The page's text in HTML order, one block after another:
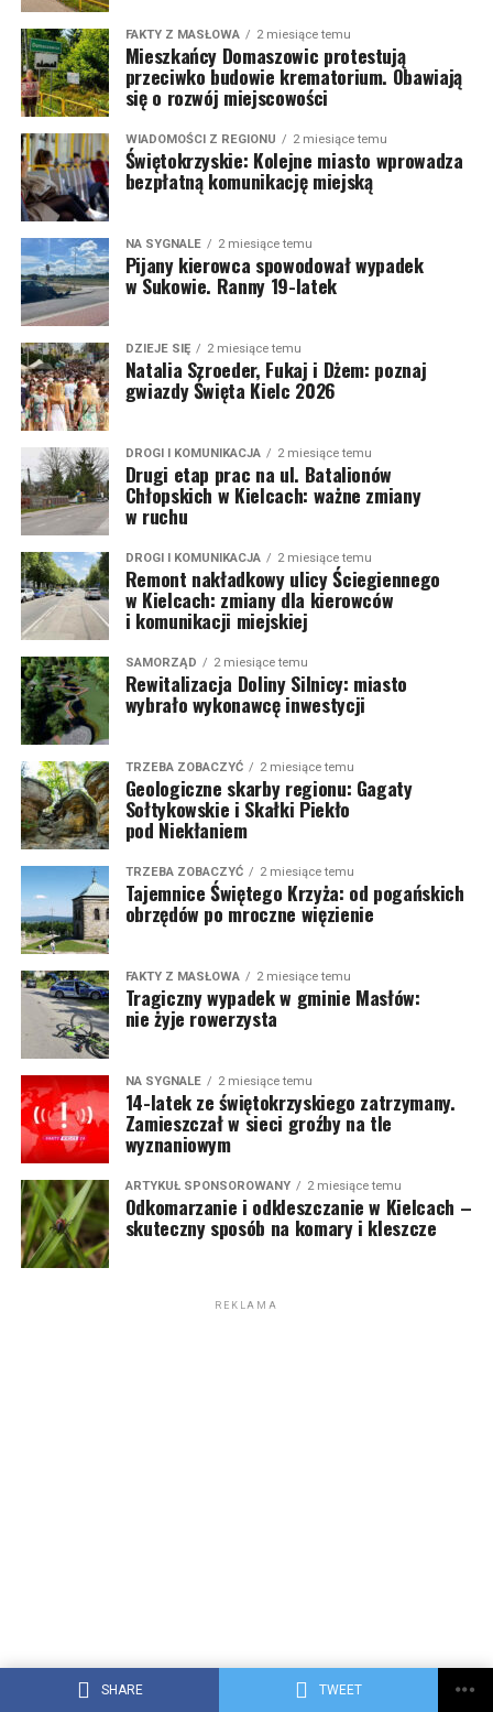
SHARE TWEET
FAKTY Z MASŁOWA 2 miesiące temu
Mieszkańcy Domaszowic protestują
przeciwko budowie krematorium. Obawiają
się o rozwój miejscowości
WIADOMOŚCI Z REGIONU 2 miesiące temu
Świętokrzyskie: Kolejne miasto wprowadza
bezpłatną komunikację miejską
NA SYGNALE 2 miesiące temu
Pijany kierowca spowodował wypadek
w Sukowie. Ranny 19-latek
DZIEJE SIĘ 2 miesiące temu
Natalia Szroeder, Fukaj i Dżem: poznaj
gwiazdy Święta Kielc 2026
DROGI I KOMUNIKACJA 2 miesiące temu
Drugi etap prac na ul. Batalionów
Chłopskich w Kielcach: ważne zmiany
w ruchu
DROGI I KOMUNIKACJA 2 miesiące temu
Remont nakładkowy ulicy Ściegiennego
w Kielcach: zmiany dla kierowców
i komunikacji miejskiej
SAMORZĄD 2 miesiące temu
Rewitalizacja Doliny Silnicy: miasto
wybrało wykonawcę inwestycji
TRZEBA ZOBACZYĆ 2 miesiące temu
Geologiczne skarby regionu: Gagaty
Sołtykowskie i Skałki Piekło
pod Niekłaniem
TRZEBA ZOBACZYĆ 2 miesiące temu
Tajemnice Świętego Krzyża: od pogańskich
obrzędów po mroczne więzienie
FAKTY Z MASŁOWA 2 miesiące temu
Tragiczny wypadek w gminie Masłów:
nie żyje rowerzysta
NA SYGNALE 2 miesiące temu
14-latek ze świętokrzyskiego zatrzymany.
Zamieszczał w sieci groźby na tle
wyznaniowym
ARTYKUŁ SPONSOROWANY 2 miesiące temu
Odkomarzanie i odkleszczanie w Kielcach –
skuteczny sposób na komary i kleszcze
REKLAMA